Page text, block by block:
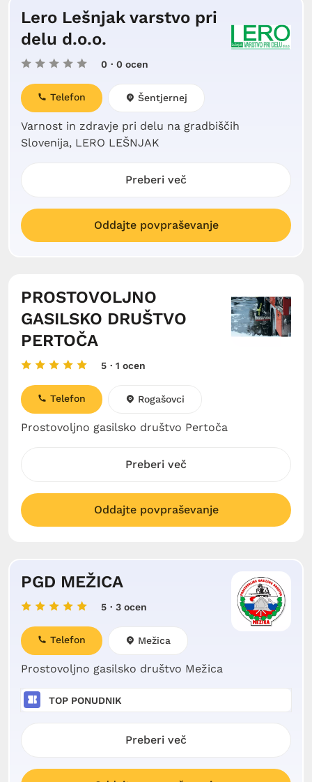
Lero Lešnjak varstvo pri
delu d.o.o.
0 · 0 ocen
Varnost in zdravje pri delu na gradbiščih
Slovenija, LERO LEŠNJAK
Telefon Šentjernej
Preberi več
Oddajte povpraševanje
PROSTOVOLJNO
GASILSKO DRUŠTVO
PERTOČA
5 · 1 ocen
Prostovoljno gasilsko društvo Pertoča
Telefon Rogašovci
Preberi več
Oddajte povpraševanje
PGD MEŽICA
5 · 3 ocen
Prostovoljno gasilsko društvo Mežica
Telefon Mežica
TOP PONUDNIK
Preberi več